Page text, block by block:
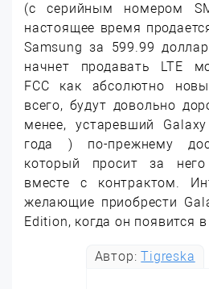
(с серийным номером
настоящее время
Samsung за 599.99
начнет продавать LTE
FCC как абсолютно
всего, будут довольно
менее, устаревший
года ) по-прежнему
который просит за
вместе с контрактом.
желающие приобрести
Edition, когда он появится
Автор:Tigreska